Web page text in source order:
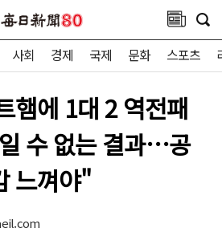
사회 경제 국제 문화 스포츠
햄에 1대 2 역전패
수 없는 결과…공
느껴야"